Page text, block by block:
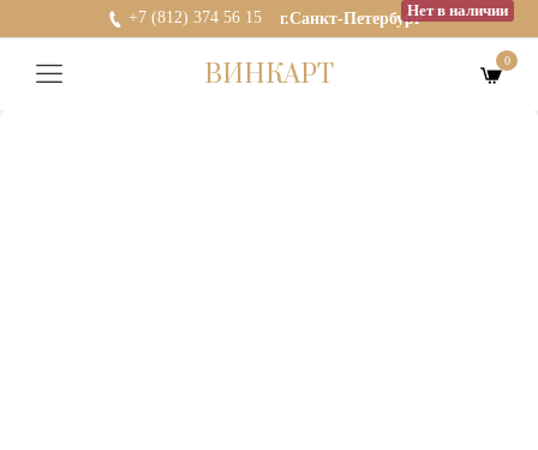
+7 (812) 374 56 15 г.Санкт-Петербург
ВИНКАРТ 0
Нет в наличии